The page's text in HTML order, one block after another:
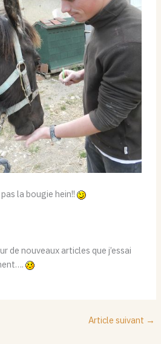
la bougie hein!!
de nouveaux articles que j’essai
Article suivant →